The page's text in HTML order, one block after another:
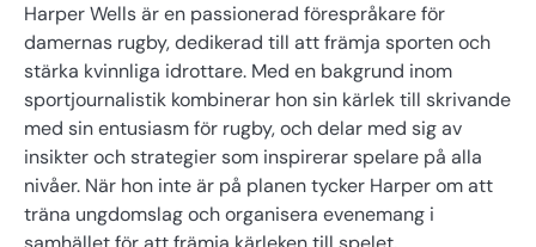
Harper Wells är en passionerad förespråkare för
damernas rugby, dedikerad till att främja sporten och
stärka kvinnliga idrottare. Med en bakgrund inom
sportjournalistik kombinerar hon sin kärlek till skrivande
med sin entusiasm för rugby, och delar med sig av
insikter och strategier som inspirerar spelare på alla
nivåer. När hon inte är på planen tycker Harper om att
träna ungdomslag och organisera evenemang i